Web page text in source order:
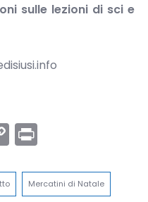
sulle lezioni di sci e
Copy
Link
Mercatini di Natale